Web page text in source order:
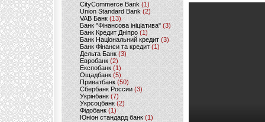
CityCommerce Bank (1)
Union Standard Bank (2)
VAB Банк (13)
Банк "Фінансова ініціатива" (3)
Банк Кредит Дніпро (1)
Банк Національний кредит (3)
Банк Фінанси та кредит (1)
Дельта Банк (3)
Евробанк(2)
Експобанк (1)
Ощадбанк(5)
Приватбанк (50)
Сбербанк России (3)
Укрінбанк(7)
Укрсоцбанк (2)
Фідобанк (1)
Юніон стандард банк(1)